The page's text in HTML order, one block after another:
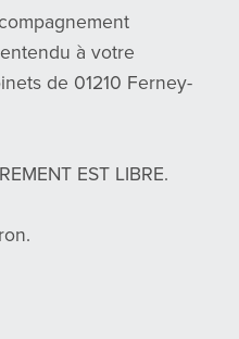
à votre
de 01210 Ferney-
EST LIBRE.